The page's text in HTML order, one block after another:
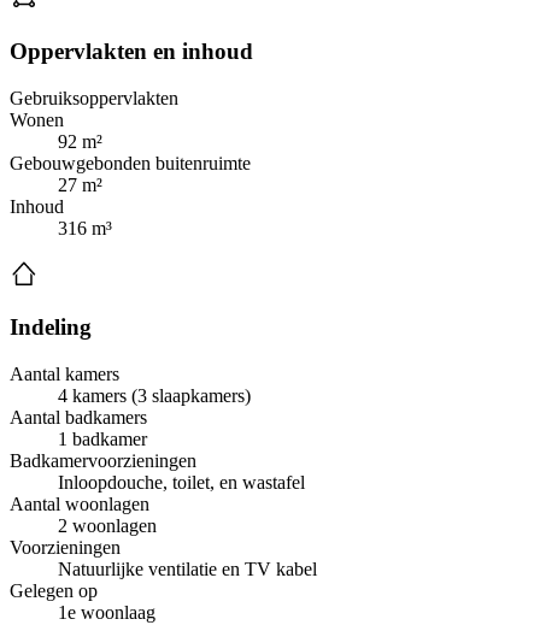
Oppervlakten en inhoud
Gebruiksoppervlakten
Wonen
92 m²
Gebouwgebonden buitenruimte
27 m²
Inhoud
316 m³
Indeling
Aantal kamers
4 kamers (3 slaapkamers)
Aantal badkamers
1 badkamer
Badkamervoorzieningen
Inloopdouche, toilet, en wastafel
Aantal woonlagen
2 woonlagen
Voorzieningen
Natuurlijke ventilatie en TV kabel
Gelegen op
1e woonlaag